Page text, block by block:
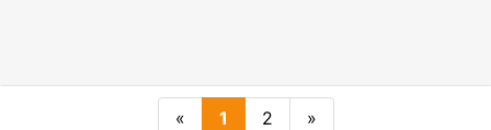
« 1 2 »